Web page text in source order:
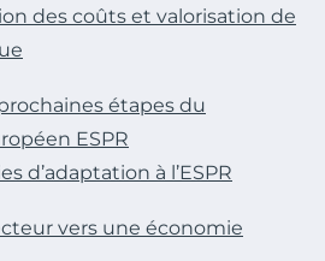
des coûts et valorisation de
étapes du
ESPR
d’adaptation à l’ESPR
vers une économie